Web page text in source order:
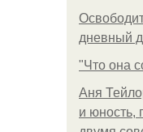
дневный
"Что она
Аня
и юность,